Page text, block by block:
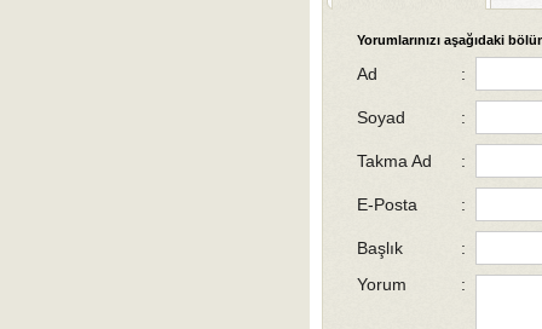
Yorumlarınızı aşağıdaki
Ad :
Soyad :
Takma Ad :
E-Posta :
Başlık
:
Yorum
: